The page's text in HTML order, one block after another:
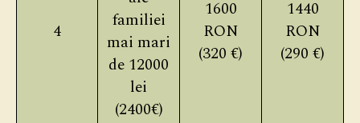
4
familiei
mai mari
de 12000
lei
(2400€)
1600
RON
(320 €)
1440
RON
(290 €)